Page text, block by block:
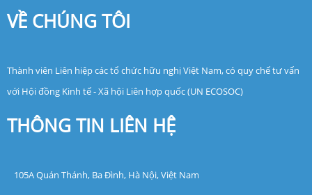
VỀ CHÚNG TÔI
Thành viên Liên hiệp các tổ chức hữu nghị Việt Nam, có quy chế tư vấn
với Hội đồng Kinh tế - Xã hội Liên hợp quốc (UN ECOSOC)
THÔNG TIN LIÊN HỆ
105A Quán Thánh, Ba Đình, Hà Nội, Việt Nam